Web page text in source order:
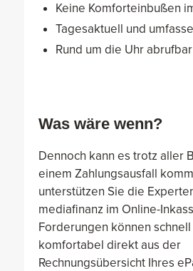
Keine Komforteinbußen
Tagesaktuell und
Rund um die Uhr abrufbar
Was wäre wenn?
Dennoch kann es trotz aller
einem Zahlungsausfall
unterstützen Sie die
mediafinanz im Online-
Forderungen können schnell
komfortabel direkt aus der
Rechnungsübersicht Ihres